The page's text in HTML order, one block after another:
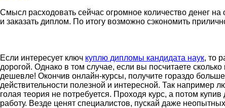
Смысл расходовать сейчас огромное количество денег
и заказать диплом. По итогу возможно сэкономить
Если интересует ключ куплю дипломы кандидата наук, то
дорогой. Однако в том случае, если вы посчитаете
дешевле! Окончив онлайн-курсы, получите гораздо
действительности полезной и интересной. Так например
голая теория не потребуется. Проходя курс, а потом купив
работу. Везде ценят специалистов, пускай даже